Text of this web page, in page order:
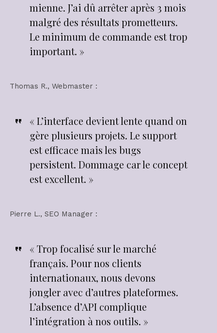
mienne. J’ai dû arrêter après 3 mois
malgré des résultats prometteurs.
Le minimum de commande est trop
important. »
Thomas R., Webmaster :
« L’interface devient lente quand on
gère plusieurs projets. Le support
est efficace mais les bugs
persistent. Dommage car le concept
est excellent. »
Pierre L., SEO Manager :
« Trop focalisé sur le marché
français. Pour nos clients
internationaux, nous devons
jongler avec d’autres plateformes.
L’absence d’API complique
l’intégration à nos outils. »